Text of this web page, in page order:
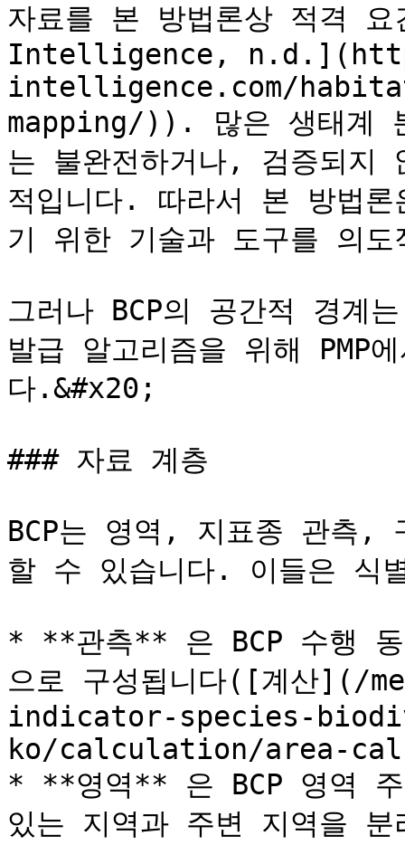
자료를 본 방법론상 적격
Intelligence,
intelligence.com/
mapping/)). 많은 생태계
는 불완전하거나, 검증되지
적입니다. 따라서 본 방법론
기 위한 기술과 도구를 의도
그러나 BCP의 공간적 경계
발급 알고리즘을 위해 PMP
다.&#x20;
### 자료 계층
BCP는 영역, 지표종 관측,
할 수 있습니다. 이들은 식
* **관측** 은 BCP 수행 동
으로 구성됩니다([계산](/
indicator-species-
ko/calculation/area-
* **영역** 은 BCP 영역 주
있는 지역과 주변 지역을 분